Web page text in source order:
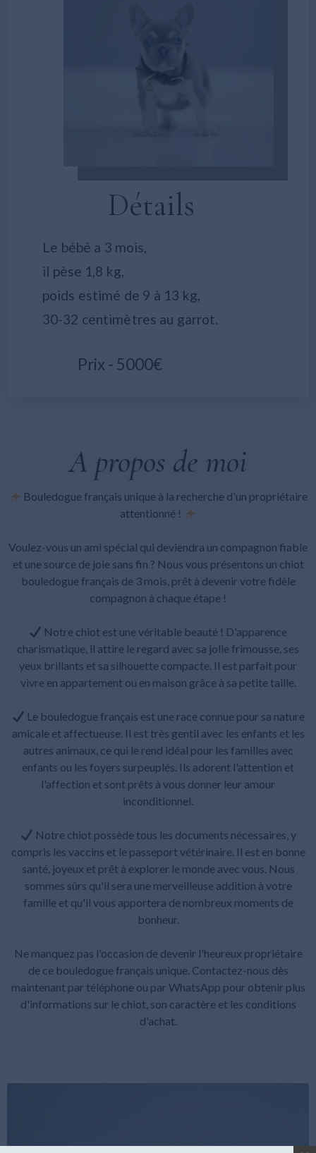
Détails
Le bébé a 3 mois,
il pèse 1,8 kg,
poids estimé de 9 à 13 kg,
30-32 centimètres au garrot.
Prix - 5000€
A propos de moi
Bouledogue français unique à la recherche d'un propriétaire
attentionné !
Voulez-vous un ami spécial qui deviendra un compagnon fiable
et une source de joie sans fin ? Nous vous présentons un chiot
bouledogue français de 3 mois, prêt à devenir votre fidèle
compagnon à chaque étape !
Notre chiot est une véritable beauté ! D'apparence
charismatique, il attire le regard avec sa jolie frimousse, ses
yeux brillants et sa silhouette compacte. Il est parfait pour
vivre en appartement ou en maison grâce à sa petite taille.
Le bouledogue français est une race connue pour sa nature
amicale et affectueuse. Il est très gentil avec les enfants et les
autres animaux, ce qui le rend idéal pour les familles avec
enfants ou les foyers surpeuplés. Ils adorent l'attention et
l'affection et sont prêts à vous donner leur amour
inconditionnel.
Notre chiot possède tous les documents nécessaires, y
compris les vaccins et le passeport vétérinaire. Il est en bonne
santé, joyeux et prêt à explorer le monde avec vous. Nous
sommes sûrs qu'il sera une merveilleuse addition à votre
famille et qu'il vous apportera de nombreux moments de
bonheur.
Ne manquez pas l'occasion de devenir l'heureux propriétaire
de ce bouledogue français unique. Contactez-nous dès
maintenant par téléphone ou par WhatsApp pour obtenir plus
d'informations sur le chiot, son caractère et les conditions
d'achat.